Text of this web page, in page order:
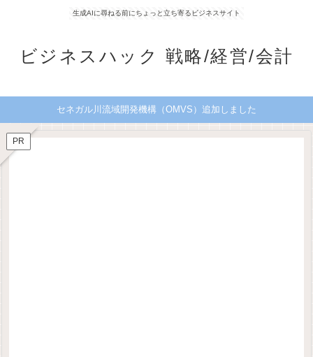
生成AIに尋ねる前にちょっと立ち寄るビジネスサイト
ビジネスハック 戦略/経営/会計
セネガル川流域開発機構（OMVS）追加しました
PR